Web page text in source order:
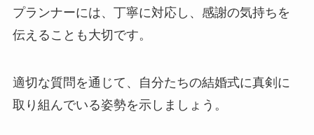
プランナーには、丁寧に対応し、感謝の気持ちを
伝えることも大切です。
適切な質問を通じて、自分たちの結婚式に真剣に
取り組んでいる姿勢を示しましょう。